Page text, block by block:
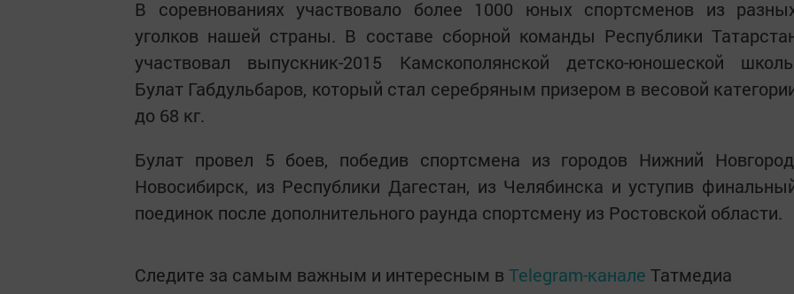
В соревнованиях участвовало более 1000 юных спортсменов из
уголков нашей страны. В составе сборной команды Республики
участвовал выпускник-2015 Камскополянской детско-юношеской
Булат Габдульбаров, который стал серебряным призером в весовой
до 68 кг.
Булат провел 5 боев, победив спортсмена из городов Нижний
Новосибирск, из Республики Дагестан, из Челябинска и уступив
поединок после дополнительного раунда спортсмену из Ростовской области.
Следите за самым важным и интересным в Telegram-канале Татмедиа